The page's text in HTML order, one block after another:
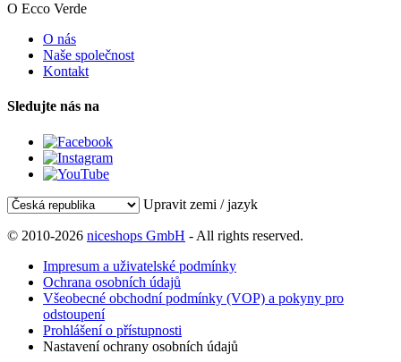
O Ecco Verde
O nás
Naše společnost
Kontakt
Sledujte nás na
Upravit zemi / jazyk
© 2010-2026 niceshops GmbH - All rights reserved.
Impresum a uživatelské podmínky
Ochrana osobních údajů
Všeobecné obchodní podmínky (VOP) a pokyny pro
odstoupení
Prohlášení o přístupnosti
Nastavení ochrany osobních údajů